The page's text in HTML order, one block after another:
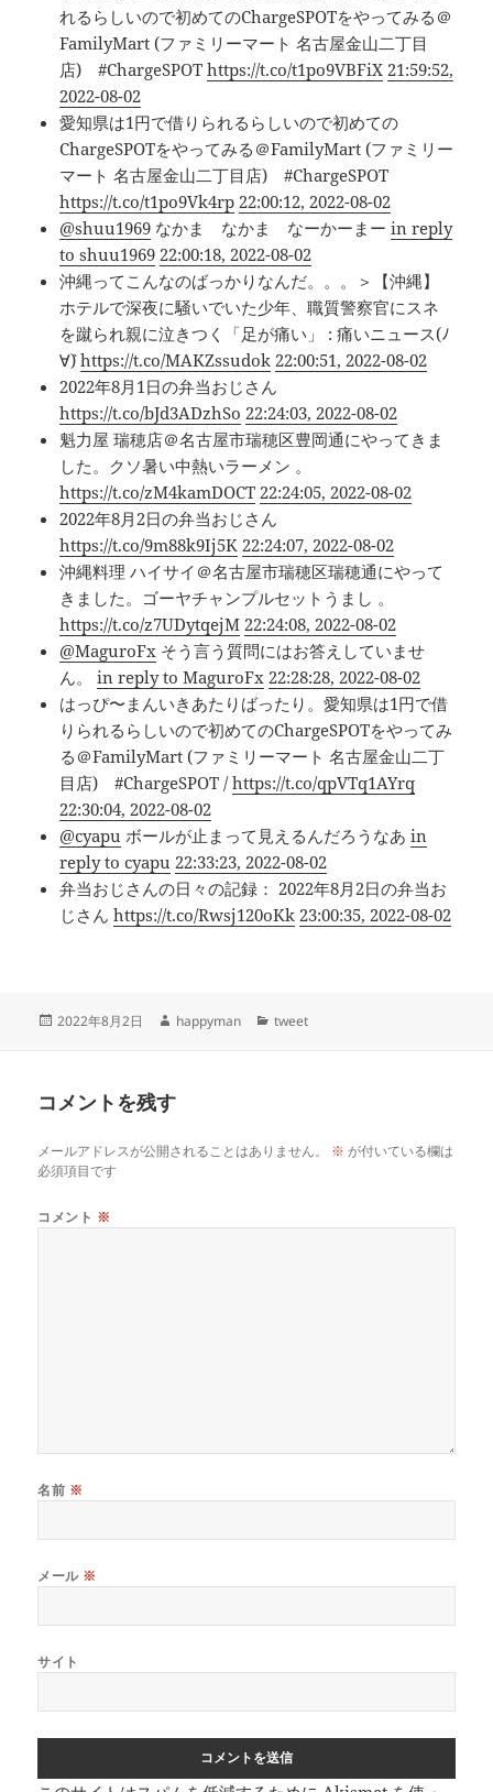
れるらしいので初めてのChargeSPOTをやってみる＠
FamilyMart (ファミリーマート 名古屋金山二丁目
店) #ChargeSPOThttps://t.co/t1po9VBFiX 21:59:52,
2022-08-02
愛知県は1円で借りられるらしいので初めての
ChargeSPOTをやってみる＠FamilyMart (ファミリー
マート 名古屋金山二丁目店) #ChargeSPOT
https://t.co/t1po9Vk4rp 22:00:12, 2022-08-02
@shuu1969 なかま なかま なーかーまーin reply
to shuu1969 22:00:18, 2022-08-02
沖縄ってこんなのばっかりなんだ。。。＞【沖縄】
ホテルで深夜に騒いでいた少年、職質警察官にスネ
を蹴られ親に泣きつく「足が痛い」 : 痛いニュース(ﾉ
∀`)https://t.co/MAKZssudok 22:00:51, 2022-08-02
2022年8月1日の弁当おじさん
https://t.co/bJd3ADzhSo 22:24:03, 2022-08-02
魁力屋 瑞穂店＠名古屋市瑞穂区豊岡通にやってきま
した。クソ暑い中熱いラーメン 。
https://t.co/zM4kamDOCT 22:24:05, 2022-08-02
2022年8月2日の弁当おじさん
https://t.co/9m88k9Ij5K 22:24:07, 2022-08-02
沖縄料理 ハイサイ＠名古屋市瑞穂区瑞穂通にやって
きました。ゴーヤチャンプルセットうまし 。
https://t.co/z7UDytqejM 22:24:08, 2022-08-02
@MaguroFx そう言う質問にはお答えしていませ
ん。in reply to MaguroFx 22:28:28, 2022-08-02
はっぴ〜まんいきあたりばったり。愛知県は1円で借
りられるらしいので初めてのChargeSPOTをやってみ
る＠FamilyMart (ファミリーマート 名古屋金山二丁
目店) #ChargeSPOT /https://t.co/qpVTq1AYrq
22:30:04, 2022-08-02
@cyapu ボールが止まって見えるんだろうなあin
reply to cyapu 22:33:23, 2022-08-02
弁当おじさんの日々の記録： 2022年8月2日の弁当お
じさんhttps://t.co/Rwsj120oKk 23:00:35, 2022-08-02
投
2022年8月2日
作
happyman
カ
tweet
コメントを残す
メールアドレスが公開されることはありません。 ※ が付いている欄は
必須項目です
コメント ※
名前 ※
メール ※
サイト